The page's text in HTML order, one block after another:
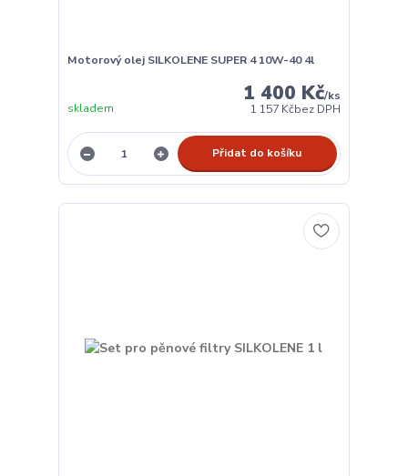
Motorový olej SILKOLENE SUPER 4 10W-40 4l
1 400 Kč/ks
1 157 Kčbez DPH
skladem
Přidat do košíku